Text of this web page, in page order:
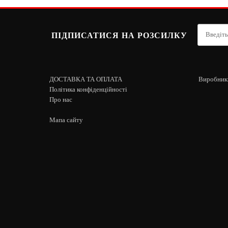
ПІДПИСАТИСЯ НА РОЗСИЛКУ
ДОСТАВКА ТА ОПЛАТА
Політика конфіденційності
Про нас
Мапа сайту